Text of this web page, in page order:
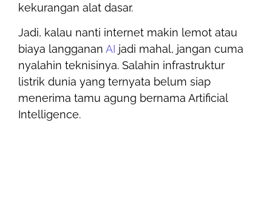
kekurangan alat dasar.
Jadi, kalau nanti internet makin lemot atau
biaya langganan AI jadi mahal, jangan cuma
nyalahin teknisinya. Salahin infrastruktur
listrik dunia yang ternyata belum siap
menerima tamu agung bernama Artificial
Intelligence.